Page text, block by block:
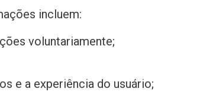
incluem:
voluntariamente;
e a experiência do usuário;